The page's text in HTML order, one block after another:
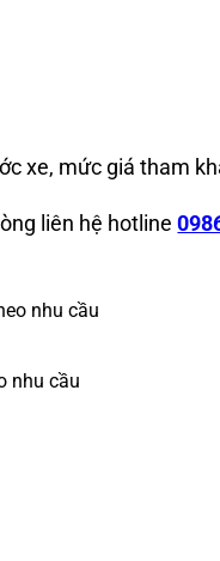
xe, mức giá tham
liên hệ hotline
nhu cầu